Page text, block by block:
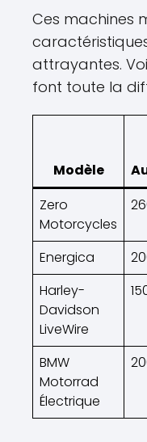
Ces machines
attrayantes.
font toute la
Modèle
Zero
Motorcycles
Energica
Harley-
Davidson
LiveWire
BMW
Motorrad
Électrique